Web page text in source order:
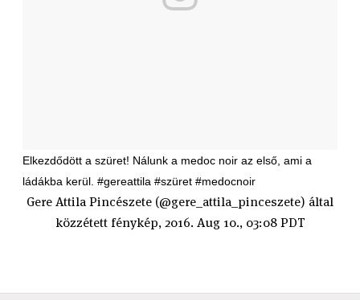
Elkezdődött a szüret! Nálunk a medoc noir az első, ami a
ládákba kerül. #gereattila #szüret #medocnoir
Gere Attila Pincészete (@gere_attila_pinceszete) által
közzétett fénykép, 2016. Aug 10., 03:08 PDT